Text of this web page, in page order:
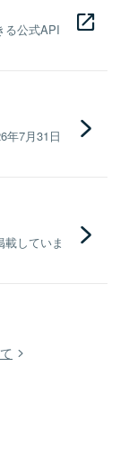
る公式API
年7月31日
していま